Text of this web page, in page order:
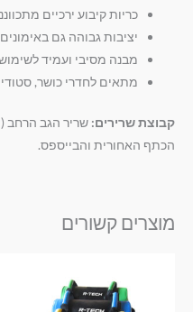
כריות קיבוע ירכיים
יציבות גבוהה גם
מבנה מסיבי ועמיד
מתאים לחדרי כושר, סטודיו
קבוצת שרירים:
הכתף האחורית והבייספס.
מוצרים קשורים
עד
זה
יש